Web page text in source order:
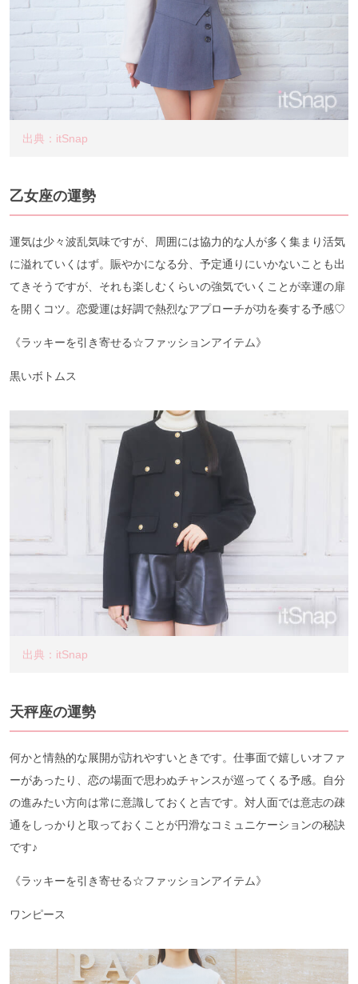
出典：itSnap
乙女座の運勢
運気は少々波乱気味ですが、周囲には協力的な人が多く集まり活気
に溢れていくはず。賑やかになる分、予定通りにいかないことも出
てきそうですが、それも楽しむくらいの強気でいくことが幸運の扉
を開くコツ。恋愛運は好調で熱烈なアプローチが功を奏する予感♡
《ラッキーを引き寄せる☆ファッションアイテム》
黒いボトムス
出典：itSnap
天秤座の運勢
何かと情熱的な展開が訪れやすいときです。仕事面で嬉しいオファ
ーがあったり、恋の場面で思わぬチャンスが巡ってくる予感。自分
の進みたい方向は常に意識しておくと吉です。対人面では意志の疎
通をしっかりと取っておくことが円滑なコミュニケーションの秘訣
です♪
《ラッキーを引き寄せる☆ファッションアイテム》
ワンピース